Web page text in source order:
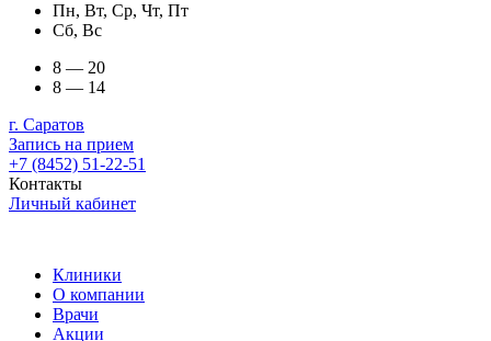
Пн, Вт, Ср, Чт, Пт
Сб, Вс
8 — 20
8 — 14
г. Саратов
Запись на прием
+7 (8452) 51-22-51
Контакты
Личный кабинет
Клиники
О компании
Врачи
Акции